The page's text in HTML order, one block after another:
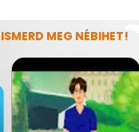
ISMERD MEG NÉBIHET!